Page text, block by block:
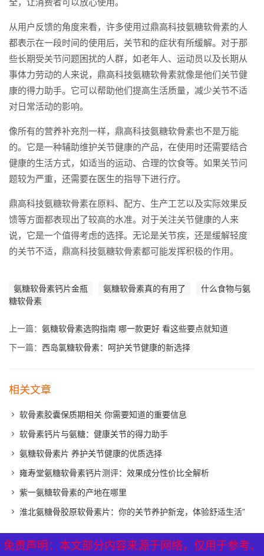
从用户反馈的角度来看，许多使用过鼎高科技氨糖软骨素的人
都表示在一段时间的使用后，关节和的症状有所缓解。对于那
些长期受关节问题困扰的人群，如老年人、运动员以及长期从
事体力劳动的人来说，鼎高科技氨糖软骨素就像是他们关节健
康的得力助手。它可以帮助他们提高生活质量，减少关节不适
对日常活动的影响。
像所有的营养补充剂一样，鼎高科技氨糖软骨素也不是万能
的。它是一种辅助维护关节健康的产品，在使用时还需要结合
健康的生活方式，如适当的运动、合理的饮食等。如果关节问
题较为严重，还需要在医生的指导下进行疗。
鼎高科技氨糖软骨素在原料、配方、生产工艺以及实际效果反
馈等方面都表现出了较高的水准。对于关注关节健康的人来
说，它是一个值得考虑的选择。无论是关节疾，还是缓解轻度
的关节不适，鼎高科技氨糖软骨素都可能发挥积极的作用。
氨糖软骨素钙片金瓶 氨糖软骨素真的有用了
什么食物与氨
糖软骨素
上一篇： 氨糖软骨素选购指南 哪一款更好 看这些要点就知道
下一篇： 西岛氯糖软骨素：呵护关节健康的新选择
相关文章
软骨素胶囊保质期相关 你需要知道的重要信息
软骨素钙片与氨糖：健康关节的得力助手
氨糖软骨素片 养护关节健康的优质选择
雍寿堂氨糖软骨素钙片测评：效果成分性价比全解析
紫一氨糖软骨素的产地在哪里
淮北氨糖骨胶原软骨素片：你的关节养护新宠，体验舒适生活”
免责声明：本文部分内容来源于网络，仅用于参考、
XML地图| 网站地图 热点关注
免责声明：本文部分内容来源于网络，仅用于参考、